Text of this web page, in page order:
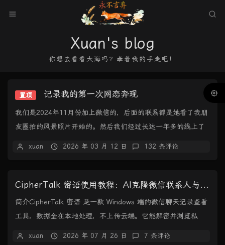
Xuan's blog
你想去看看大海吗？牵着我的手走吧！
置顶 记录我的第一次网恋奔现
我们是2024年11月份加上微信的，后面的联系都是她看了我朋
友圈拍的风景照片开始的。然后我们经过长达一年多的线上了
xuan 2026 年 03 月 12 日 132 条评论
CipherTalk 密语使用教程：AI克隆微信联系人与聊天记录导出
简介CipherTalk 密语 是一款 Windows 端的微信聊天记录查看
工具，数据全在本地处理，不上传云端。它能解密并浏览私
xuan 2026 年 07 月 26 日 7 条评论